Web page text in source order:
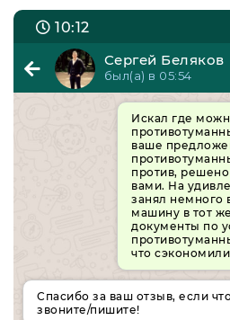
10:12
Сергей Беляков
был(а) в 05:54
Искал где
ваше
против,
вами. На
занял немного
машину в тот
документы по
что
Спасибо за ваш отзыв, если
звоните/пишите!